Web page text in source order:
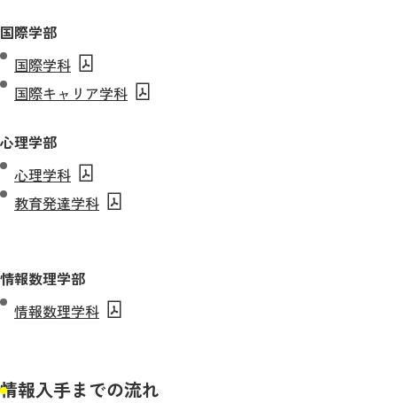
国際学部
国際学科
国際キャリア学科
心理学部
心理学科
教育発達学科
情報数理学部
情報数理学科
情報入手までの流れ